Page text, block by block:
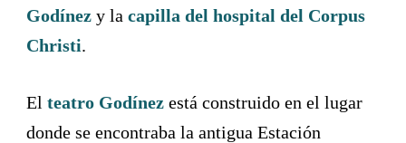
Godínez y la capilla del hospital del Corpus
Christi.
El teatro Godínez está construido en el lugar
donde se encontraba la antigua Estación